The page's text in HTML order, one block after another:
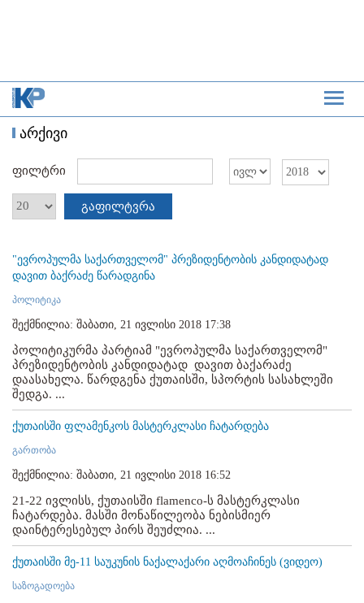
არქივი
ფილტრი
გაფილტვრა
"ევროპულმა საქართველომ" პრეზიდენტობის კანდიდატად
დავით ბაქრაძე წარადგინა
პოლიტიკა
შექმნილია: შაბათი, 21 ივლისი 2018 17:38
პოლიტიკურმა პარტიამ "ევროპულმა საქართველომ"
პრეზიდენტობის კანდიდატად დავით ბაქარაძე
დაასახელა. წარდგენა ქუთაისში, სპორტის სასახლეში
შედგა. ...
ქუთაისში ფლამენკოს მასტერკლასი ჩატარდება
გართობა
შექმნილია: შაბათი, 21 ივლისი 2018 16:52
21-22 ივლისს, ქუთაისში flamenco-ს მასტერკლასი
ჩატარდება. მასში მონაწილეობა ნებისმიერ
დაინტერესებულ პირს შეუძლია. ...
ქუთაისში მე-11 საუკუნის ნაქალაქარი აღმოაჩინეს (ვიდეო)
საზოგადოება